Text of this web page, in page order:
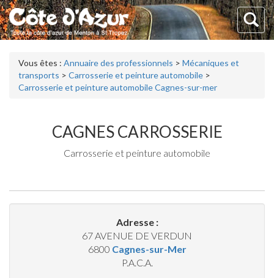
Vous êtes : Annuaire des professionnels > Mécaniques et
transports > Carrosserie et peinture automobile >
Carrosserie et peinture automobile Cagnes-sur-mer
CAGNES CARROSSERIE
Carrosserie et peinture automobile
Adresse :
67 AVENUE DE VERDUN
6800 Cagnes-sur-Mer
P.A.C.A.